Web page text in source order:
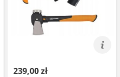
239,00 zł